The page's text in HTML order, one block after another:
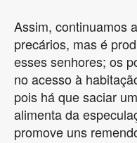
Assim, continuamos
precários, mas é
esses senhores; os
no acesso à
pois há que saciar
alimenta da
promove uns